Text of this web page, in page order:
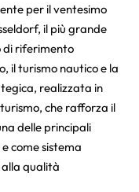
per il ventesimo
il più grande
di riferimento
il turismo nautico e la
realizzata in
che rafforza il
delle principali
come sistema
qualità